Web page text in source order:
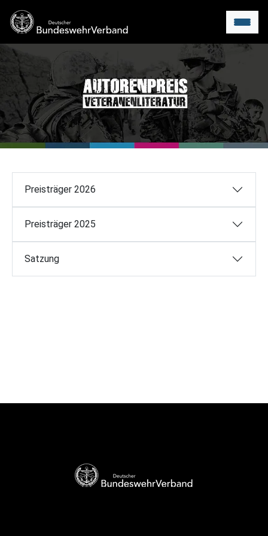
Menu
Preisträger 2026
Preisträger 2025
Satzung